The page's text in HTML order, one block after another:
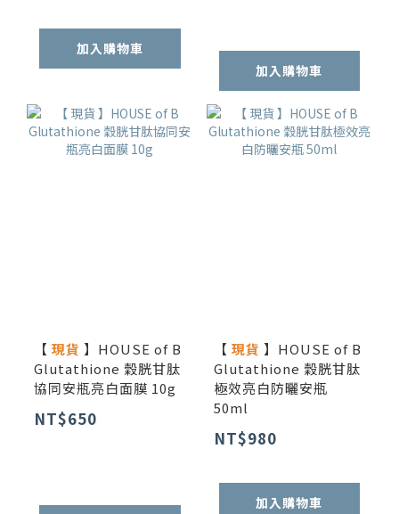
加入購物車
加入購物車
【 現貨 】HOUSE of B
Glutathione 穀胱甘肽
協同安瓶亮白面膜 10g
NT$650
【 現貨 】HOUSE of B
Glutathione 穀胱甘肽
極效亮白防曬安瓶
50ml
NT$980
加入購物車